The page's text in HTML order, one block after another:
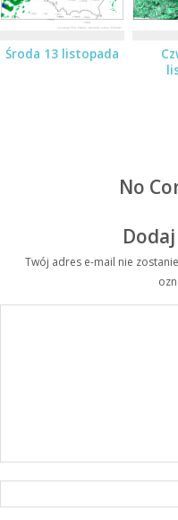
Środa 13 listopada
No
Twój adres e-mail nie